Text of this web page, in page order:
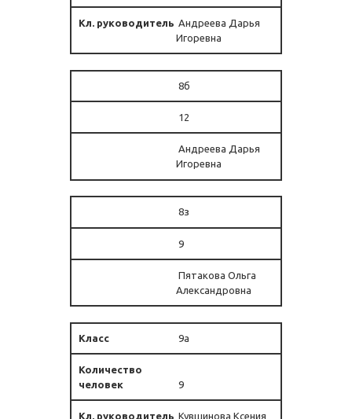
Андреева Дарья
Игоревна
8б
12
Андреева Дарья
Игоревна
8з
9
Пятакова Ольга
Александровна
9а
9
Кувшинова Ксения